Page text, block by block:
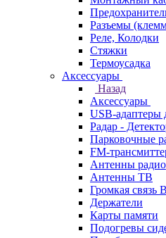
Разъемы
Реле, Колодки
Стяжки
Термоусадка
Аксессуары
Назад
Аксессуары
USB-адаптеры
Радар -
Парковочные
FM-
Антенны радио
Антенны ТВ
Громкая связь
Держатели
Карты памяти
Подогревы